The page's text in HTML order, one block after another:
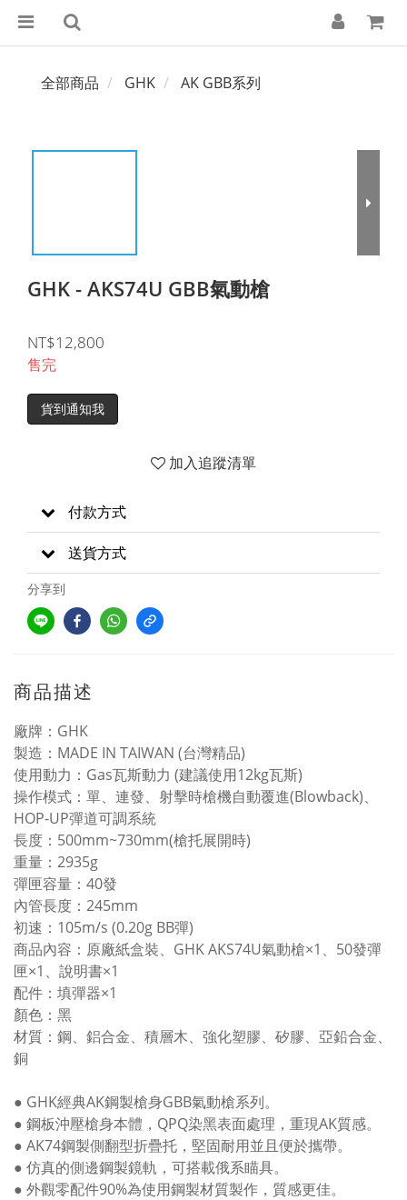
全部商品 GHK AK GBB系列
GHK - AKS74U GBB氣動槍
NT$12,800
售完
貨到通知我
加入追蹤清單
付款方式
送貨方式
分享到
商品描述
廠牌：GHK
製造：MADE IN TAIWAN (台灣精品)
使用動力：Gas瓦斯動力 (建議使用12kg瓦斯)
操作模式：單、連發、射擊時槍機自動覆進(Blowback)、
HOP-UP彈道可調系統
長度：500mm~730mm(槍托展開時)
重量：2935g
彈匣容量：40發
內管長度：245mm
初速：105m/s (0.20g BB彈)
商品內容：原廠紙盒裝、GHK AKS74U氣動槍×1、50發彈
匣×1、說明書×1
配件：填彈器×1
顏色：黑
材質：鋼、鋁合金、積層木、強化塑膠、矽膠、亞鉛合金、
銅
● GHK經典AK鋼製槍身GBB氣動槍系列。
● 鋼板沖壓槍身本體，QPQ染黑表面處理，重現AK質感。
● AK74鋼製側翻型折疊托，堅固耐用並且便於攜帶。
● 仿真的側邊鋼製鏡軌，可搭載俄系瞄具。
● 外觀零配件90%為使用鋼製材質製作，質感更佳。